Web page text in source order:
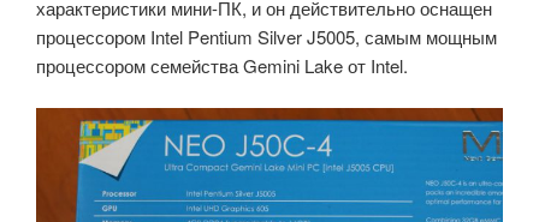
характеристики мини-ПК, и он действительно оснащен
процессором Intel Pentium Silver J5005, самым мощным
процессором семейства Gemini Lake от Intel.